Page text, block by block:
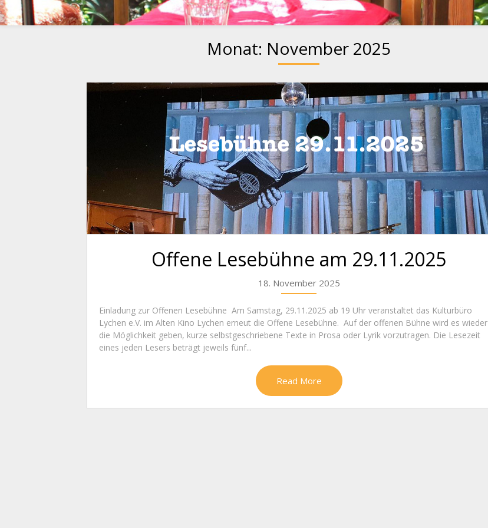
Monat: November 2025
Offene Lesebühne am 29.11.2025
18. November 2025
Einladung zur Offenen Lesebühne Am Samstag, 29.11.2025 ab 19 Uhr veranstaltet das Kulturbüro
Lychen e.V. im Alten Kino Lychen erneut die Offene Lesebühne. Auf der offenen Bühne wird es wieder
die Möglichkeit geben, kurze selbstgeschriebene Texte in Prosa oder Lyrik vorzutragen. Die Lesezeit
eines jeden Lesers beträgt jeweils fünf...
Read More